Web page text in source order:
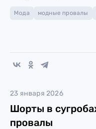
Мода модные провалы
23 января 2026
Шорты в
провалы